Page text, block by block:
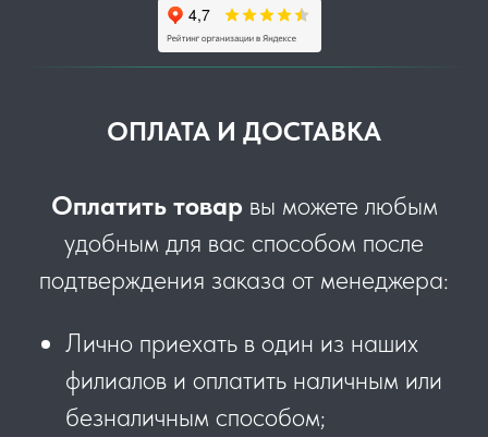
ОПЛАТА И ДОСТАВКА
Оплатить товар вы можете любым
удобным для вас способом после
подтверждения заказа от менеджера:
Лично приехать в один из наших
филиалов и оплатить наличным или
безналичным способом;